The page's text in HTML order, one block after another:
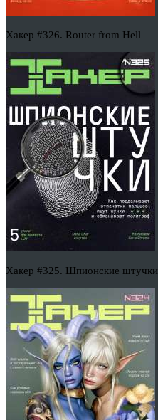
Хакер #326. Router from Hell
Хакер #325. Шпионские штучки